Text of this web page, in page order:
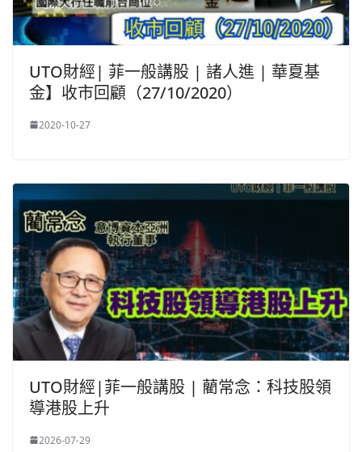
UTO財經| 菲一般講股 | 諸人進 | 華夏基
金】收市回顧（27/10/2020）
2020-10-27
UTO財經|菲一般講股 | 藺常念：科技股領
導港股上升
2026-07-29